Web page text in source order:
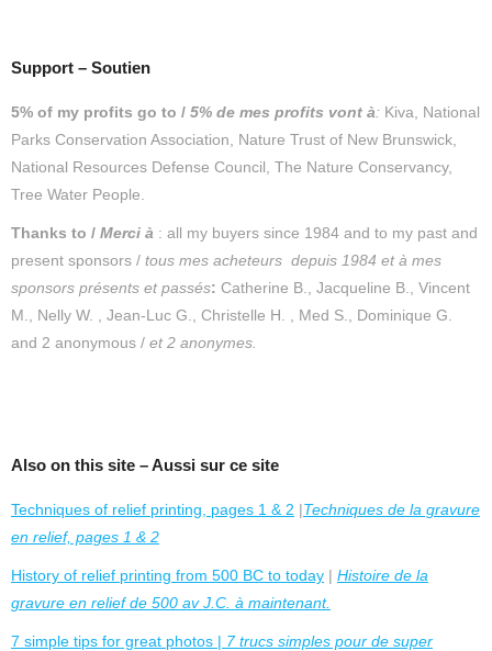
Support – Soutien
5% of my profits go to / 5% de mes profits vont à: Kiva, National
Parks Conservation Association, Nature Trust of New Brunswick,
National Resources Defense Council, The Nature Conservancy,
Tree Water People.
Thanks to / Merci à : all my buyers since 1984 and to my past and
present sponsors / tous mes acheteurs depuis 1984 età mes
sponsors présents et passés: Catherine B., Jacqueline B., Vincent
M., Nelly W. , Jean-Luc G., Christelle H. , Med S., Dominique G.
and 2 anonymous / et 2 anonymes.
Also on this site – Aussi sur ce site
Techniques of relief printing, pages 1 & 2 |Techniques de la gravure
en relief, pages 1 & 2
History of relief printing from 500 BC to today | Histoire de la
gravure en relief de 500 av J.C. à maintenant.
7 simple tips for great photos | 7 trucs simples pour de super